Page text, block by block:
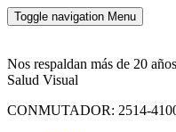
Toggle navigation Menu
Nos respaldan más de 20
Salud Visual
CONMUTADOR: 2514-